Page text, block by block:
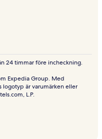
24 timmar före incheckning.
Expedia Group. Med
logotyp är varumärken eller
L.P.